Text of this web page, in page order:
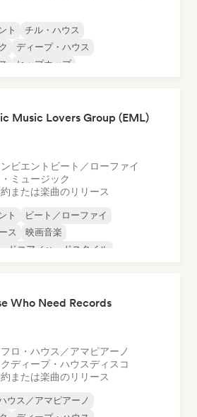
ト
チル・ハウス
ディープ・ハウス
ヒップホップ
Music Lovers Group (EML)
ビエント ビート／ローファイ
ミュージック
または楽曲のリリース
ト
ビート／ローファイ
ス
映画音楽
ドコア／ハードスタイル
Who Need Records
ロ・ハウス／アマピアーノ
ディープ・ハウスディスコ
または楽曲のリリース
ウス／アマピアーノ